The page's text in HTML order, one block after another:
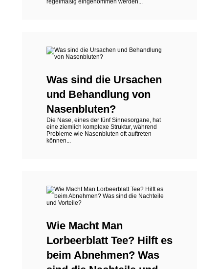
regelmäßig eingenommen werden...
Was sind die Ursachen
und Behandlung von
Nasenbluten?
Die Nase, eines der fünf Sinnesorgane, hat
eine ziemlich komplexe Struktur, während
Probleme wie Nasenbluten oft auftreten
können...
Wie Macht Man
Lorbeerblatt Tee? Hilft es
beim Abnehmen? Was